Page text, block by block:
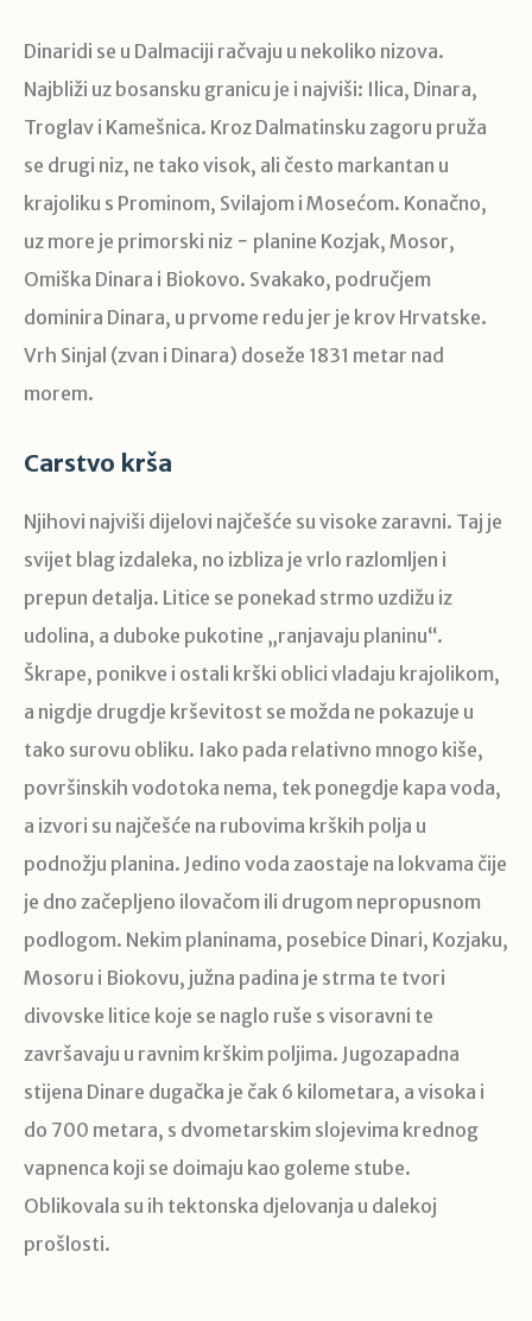
Dinaridi se u Dalmaciji račvaju u nekoliko nizova.
Najbliži uz bosansku granicu je i najviši: Ilica, Dinara,
Troglav i Kamešnica. Kroz Dalmatinsku zagoru pruža
se drugi niz, ne tako visok, ali često markantan u
krajoliku s Prominom, Svilajom i Mosećom. Konačno,
uz more je primorski niz − planine Kozjak, Mosor,
Omiška Dinara i Biokovo. Svakako, područjem
dominira Dinara, u prvome redu jer je krov Hrvatske.
Vrh Sinjal (zvan i Dinara) doseže 1831 metar nad
morem.
Carstvo krša
Njihovi najviši dijelovi najčešće su visoke zaravni. Taj je
svijet blag izdaleka, no izbliza je vrlo razlomljen i
prepun detalja. Litice se ponekad strmo uzdižu iz
udolina, a duboke pukotine „ranjavaju planinu“.
Škrape, ponikve i ostali krški oblici vladaju krajolikom,
a nigdje drugdje krševitost se možda ne pokazuje u
tako surovu obliku. Iako pada relativno mnogo kiše,
površinskih vodotoka nema, tek ponegdje kapa voda,
a izvori su najčešće na rubovima krških polja u
podnožju planina. Jedino voda zaostaje na lokvama čije
je dno začepljeno ilovačom ili drugom nepropusnom
podlogom. Nekim planinama, posebice Dinari, Kozjaku,
Mosoru i Biokovu, južna padina je strma te tvori
divovske litice koje se naglo ruše s visoravni te
završavaju u ravnim krškim poljima. Jugozapadna
stijena Dinare dugačka je čak 6 kilometara, a visoka i
do 700 metara, s dvometarskim slojevima krednog
vapnenca koji se doimaju kao goleme stube.
Oblikovala su ih tektonska djelovanja u dalekoj
prošlosti.